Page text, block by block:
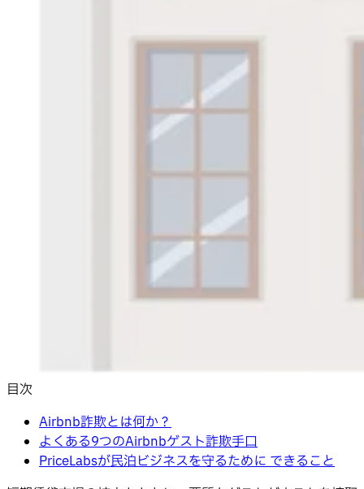
目次
Airbnb詐欺とは何か？
よくある9つのAirbnbゲスト詐欺手口
PriceLabsが民泊ビジネスを守るために できること